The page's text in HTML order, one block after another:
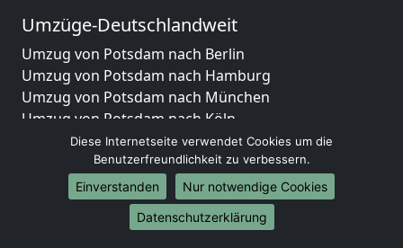
Umzüge-Deutschlandweit
Umzug von Potsdam nach Berlin
Umzug von Potsdam nach Hamburg
Umzug von Potsdam nach München
Umzug von Potsdam nach Köln
Umzug von Potsdam nach Frankfurt am Main
Umzug von Potsdam nach Stuttgart
Umzug von Potsdam nach Düsseldorf
Umzug von Potsdam nach Leipzig
Umzug von Potsdam nach Dortmund
Diese Internetseite verwendet Cookies um die
Benutzerfreundlichkeit zu verbessern.
Einverstanden
Nur notwendige Cookies
Datenschutzerklärung